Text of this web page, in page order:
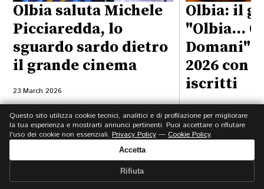
Olbia saluta Michele
Picciaredda, lo
sguardo sardo dietro
il grande cinema
23 March 2026
Olbia: il
"Olbia…
Domani"
2026 con
iscritti
Questo sito utilizza cookie tecnici, analitici e di profilazione per migliorare
la tua esperienza e mostrarti annunci pertinenti. Puoi accettare o rifiutare
l'uso dei cookie non essenziali. Privacy Policy — Cookie Policy.
Accetta
Rifiuta